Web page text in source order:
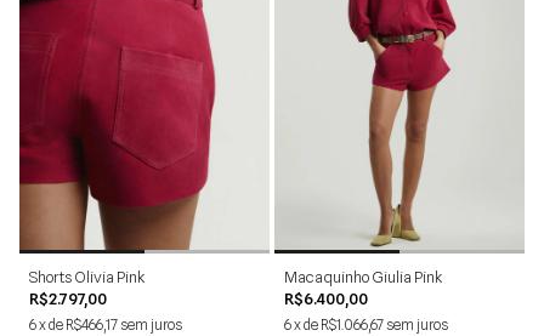
Shorts Olivia Pink
R$2.797,00
6xde R$466,17 sem juros
38
Macaquinho Giulia Pink
R$6.400,00
6xde R$1.066,67 sem juros